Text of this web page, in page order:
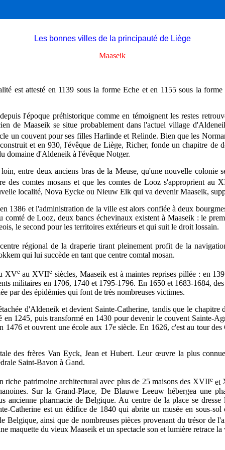
Les bonnes villes de la principauté de Liège
Maaseik
est attesté en 1139 sous la forme Eche et en 1155 sous la
l'époque préhistorique comme en témoignent les restes
de Maaseik se situe probablement dans l'actuel village
un couvent pour ses filles Harlinde et Relinde. Bien que les
et en 930, l'évêque de Liège, Richer, fonde un chapitre de
domaine d'Aldeneik à l'évêque Notger.
entre deux anciens bras de la Meuse, qu'une nouvelle colonie
des comtes mosans et que les comtes de Looz s'approprient au
localité, Nova Eycke ou Nieuw Eik qui va devenir Maaseik,
1386 et l'administration de la ville est alors confiée à deux
comté de Looz, deux bancs échevinaux existent à Maaseik : le
le second pour les territoires extérieurs et qui suit le droit lossain.
régional de la draperie tirant pleinement profit de la
qui lui succède en tant que centre comtal mosan.
XVeau XVIIe siècles, Maaseik est à maintes reprises pillée : en
militaires en 1706, 1740 et 1795-1796. En 1650 et 1683-1684,
par des épidémies qui font de très nombreuses victimes.
d'Aldeneik et devient Sainte-Catherine, tandis que le chapitre
en 1245, puis transformé en 1430 pour devenir le couvent Sainte-
1476 et ouvrent une école aux 17e siècle. En 1626, c'est au tour
des frères Van Eyck, Jean et Hubert. Leur œuvre la plus
Saint-Bavon à Gand.
riche patrimoine architectural avec plus de 25 maisons des XVIIeet
Sur la Grand-Place, De Blauwe Leeuw hébergea une
ancienne pharmacie de Belgique. Au centre de la place se dresse
Catherine est un édifice de 1840 qui abrite un musée en sous-
Belgique, ainsi que de nombreuses pièces provenant du trésor de
maquette du vieux Maaseik et un spectacle son et lumière retrace